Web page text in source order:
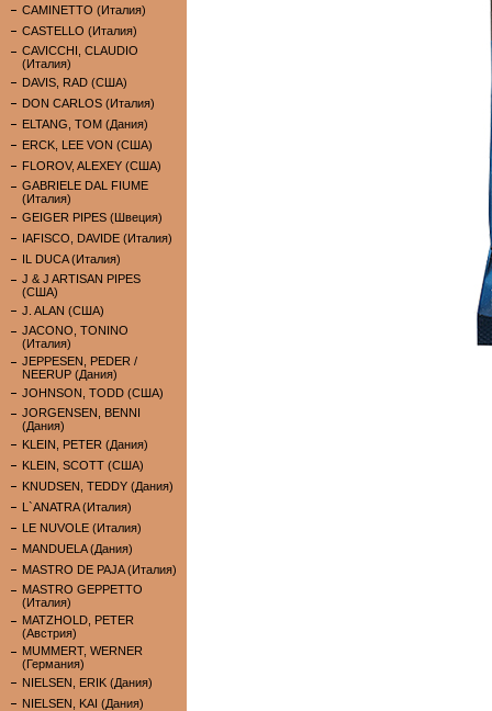
CAMINETTO (Италия)
CASTELLO (Италия)
CAVICCHI, CLAUDIO
(Италия)
DAVIS, RAD (США)
DON CARLOS (Италия)
ELTANG, TOM (Дания)
ERCK, LEE VON (США)
FLOROV, ALEXEY (США)
GABRIELE DAL FIUME
(Италия)
GEIGER PIPES (Швеция)
IAFISCO, DAVIDE (Италия)
IL DUCA (Италия)
J & J ARTISAN PIPES
(США)
J. ALAN (США)
JACONO, TONINO
(Италия)
JEPPESEN, PEDER /
NEERUP (Дания)
JOHNSON, TODD (США)
JORGENSEN, BENNI
(Дания)
KLEIN, PETER (Дания)
KLEIN, SCOTT (США)
KNUDSEN, TEDDY (Дания)
L`ANATRA (Италия)
LE NUVOLE (Италия)
MANDUELA (Дания)
MASTRO DE PAJA (Италия)
MASTRO GEPPETTO
(Италия)
MATZHOLD, PETER
(Австрия)
MUMMERT, WERNER
(Германия)
NIELSEN, ERIK (Дания)
NIELSEN, KAI (Дания)